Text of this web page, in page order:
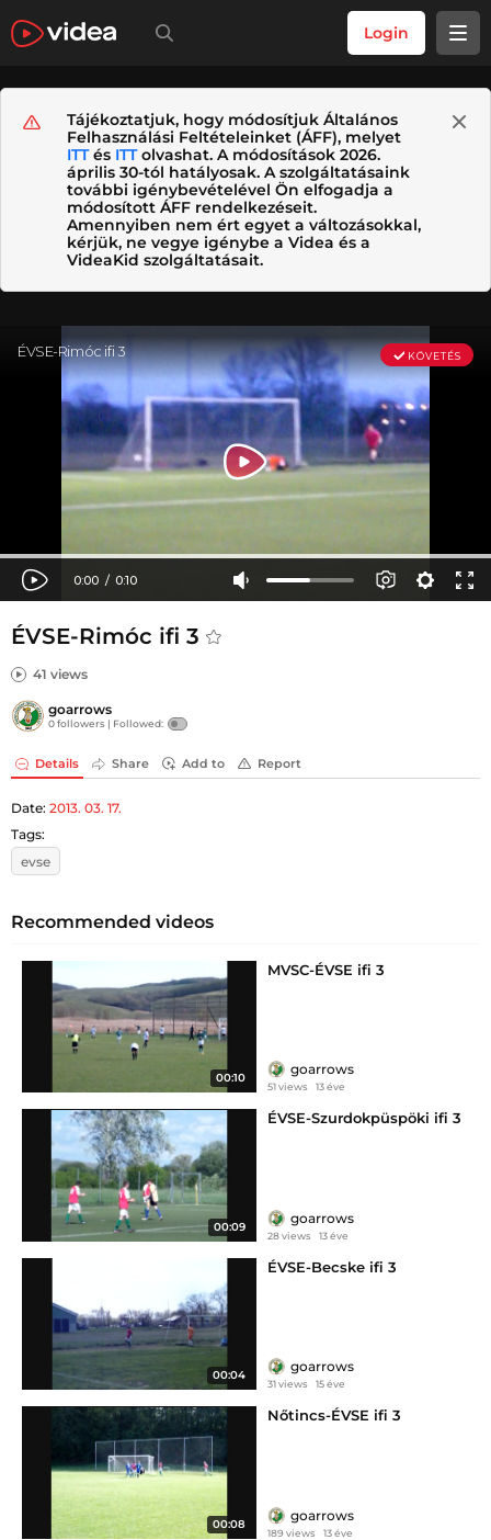
Login
Tájékoztatjuk, hogy módosítjuk Általános
Felhasználási Feltételeinket (ÁFF), melyet
ITTés ITTolvashat. A módosítások 2026.
április 30-tól hatályosak. A szolgáltatásaink
további igénybevételével Ön elfogadja a
módosított ÁFF rendelkezéseit.
Amennyiben nem ért egyet a változásokkal,
kérjük, ne vegye igénybe a Videa és a
VideaKid szolgáltatásait.
ÉVSE-Rimóc ifi 3
41 views
goarrows
0 followers | Followed:
Details Share Add to Report
Date: 2013. 03. 17.
Tags:
evse
Recommended videos
00:10
MVSC-ÉVSE ifi 3
goarrows
51 views 13 éve
00:09
ÉVSE-Szurdokpüspöki ifi 3
goarrows
28 views 13 éve
00:04
ÉVSE-Becske ifi 3
goarrows
31 views 15 éve
00:08
Nőtincs-ÉVSE ifi 3
goarrows
189 views 13 éve